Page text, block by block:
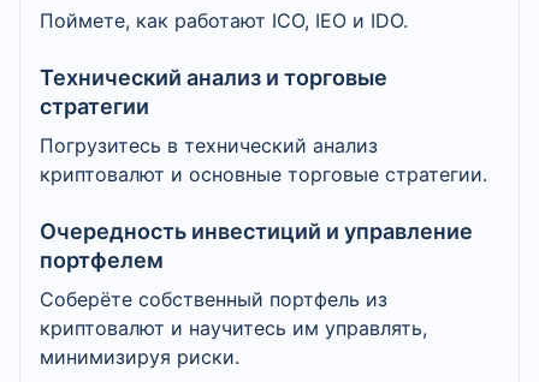
Поймете, как работают ICO, IEO и IDO.
Технический анализ и торговые
стратегии
Погрузитесь в технический анализ
криптовалют и основные торговые стратегии.
Очередность инвестиций и управление
портфелем
Соберёте собственный портфель из
криптовалют и научитесь им управлять,
минимизируя риски.